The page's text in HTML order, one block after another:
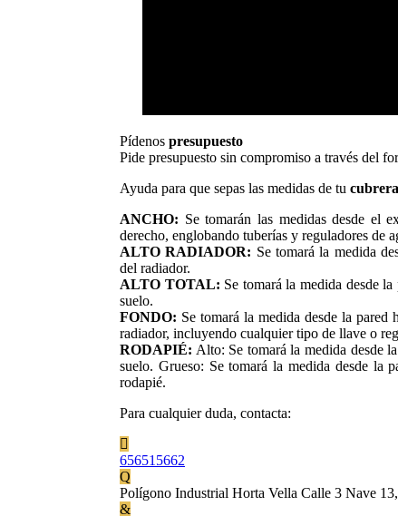
Pídenos presupuesto
Pide presupuesto sin compromiso a través del
Ayuda para que sepas las medidas de tu
ANCHO: Se tomarán las medidas desde el
derecho, englobando tuberías y reguladores de
ALTO RADIADOR: Se tomará la medida
del radiador.
ALTO TOTAL: Se tomará la medida desde
suelo.
FONDO: Se tomará la medida desde la pared
radiador, incluyendo cualquier tipo de llave o
RODAPIÉ: Alto: Se tomará la medida desde
suelo. Grueso: Se tomará la medida desde la
rodapié.
Para cualquier duda, contacta:
656515662
Polígono Industrial Horta Vella Calle 3 Nave